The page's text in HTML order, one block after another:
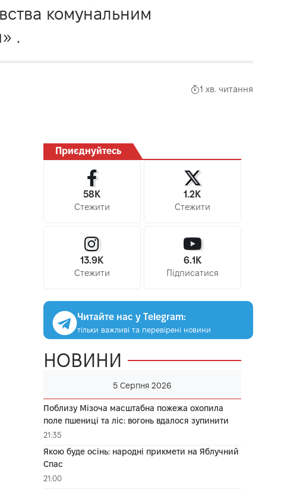
комунальним
.
1 хв. читання
Приєднуйтесь
58K
Стежити
1.2K
Стежити
13.9K
Стежити
6.1K
Підписатися
Читайте нас у Telegram:
тільки важливі та перевірені новини
НОВИНИ
5 Серпня 2026
Поблизу Мізоча масштабна пожежа охопила
поле пшениці та ліс: вогонь вдалося зупинити
21:35
Якою буде осінь: народні прикмети на Яблучний
Спас
21:00